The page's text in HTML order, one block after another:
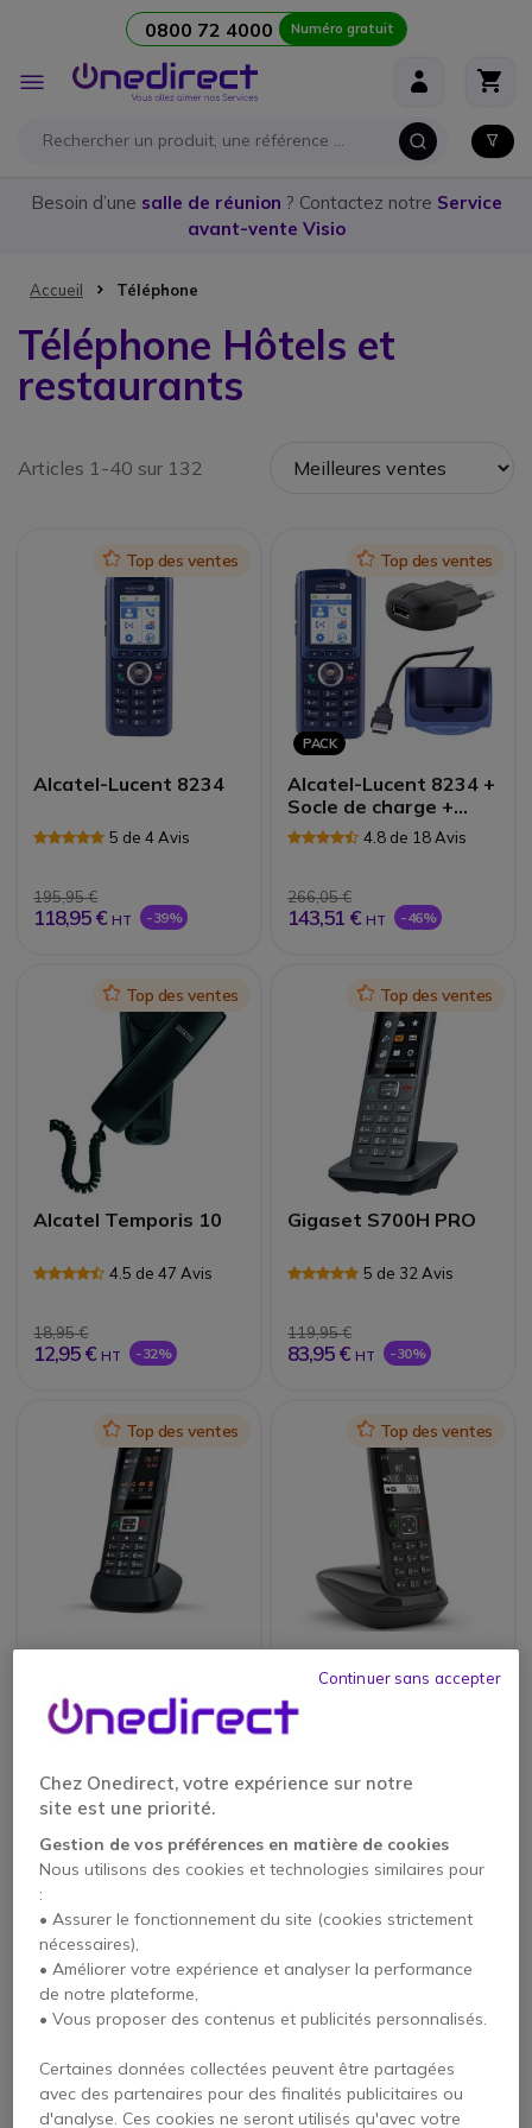
0800 72 4000 Numéro gratuit
Affichage
navigation
Besoin d’une salle de réunion ? Contactez notre Service
avant-vente Visio
Accueil Téléphone
Téléphone Hôtels et
restaurants
Articles 1-40 sur 132
IconTop des ventes
Alcatel-Lucent 8234
5 de 4 Avis
195,95 €
118,95 € HT -39%
IconTop des ventes
PACK
Alcatel-Lucent 8234 +
Socle de charge +
Alimentation4.8 de 18 Avis
266,05 €
143,51 € HT -46%
IconTop des ventes
Alcatel Temporis 10
4.5 de 47 Avis
18,95 €
12,95 € HT -32%
IconTop des ventes
Gigaset S700H PRO
5 de 32 Avis
119,95 €
83,95 € HT -30%
IconTop des ventes
Gigaset R700H PRO
4.8 de 13 Avis
137,95 € HT -9%
IconTop des ventes
Gigaset AS690
27,95 € HT -20%
Ascom D43
IconTop des ventes
Gigaset Comfort
550HX
Chez Onedirect, votre expérience sur notre
site est une priorité.
Gestion de vos préférences en matière de cookies
Nous utilisons des cookies et technologies similaires pour
:
• Assurer le fonctionnement du site (cookies strictement
nécessaires),
• Améliorer votre expérience et analyser la performance
de notre plateforme,
• Vous proposer des contenus et publicités personnalisés.
Certaines données collectées peuvent être partagées
avec des partenaires pour des finalités publicitaires ou
d'analyse. Ces cookies ne seront utilisés qu'avec votre
Continuer sans accepter